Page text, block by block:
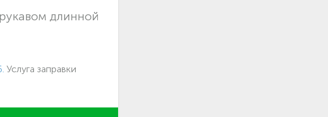
длинной
Услуга заправки